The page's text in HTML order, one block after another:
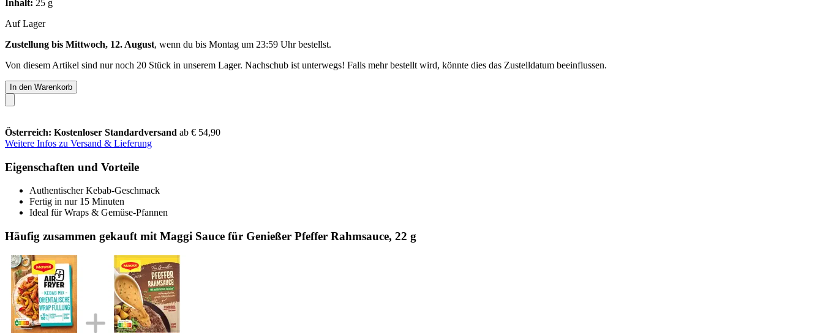
Inhalt: 25 g
Auf Lager
Zustellung bis Mittwoch, 12. August, wenn du bis Montag um 23:59 Uhrbestellst.
Von diesem Artikel sind nur noch 20 Stück in unserem Lager. Nachschub ist unterwegs! Falls mehr bestellt wird, könnte dies das Zustelldatum beeinflussen.
In den Warenkorb
Österreich: Kostenloser Standardversand ab € 54,90
Weitere Infos zu Versand & Lieferung
Eigenschaften und Vorteile
Authentischer Kebab-Geschmack
Fertig in nur 15 Minuten
Ideal für Wraps & Gemüse-Pfannen
Häufig zusammen gekauft mit Maggi Sauce für Genießer Pfeffer Rahmsauce, 22 g